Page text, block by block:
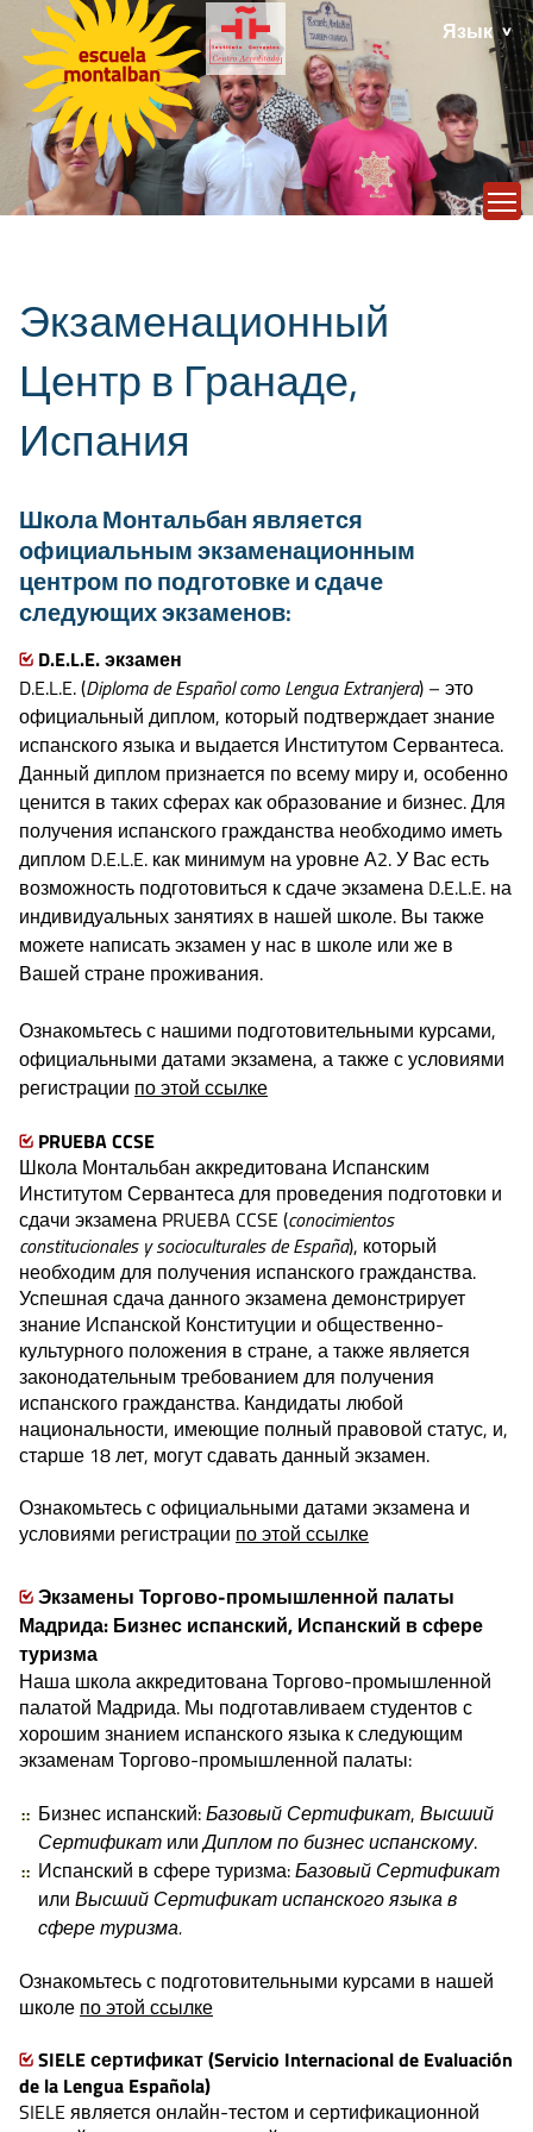
Язык
Экзаменационный
Центр в Гранаде,
Испания
Школа Монтальбан является
официальным экзаменационным
центром по подготовке и сдаче
следующих экзаменов:
D.E.L.E. экзамен
D.E.L.E. (Diploma de Español como Lengua Extranjera) – это
официальный диплом, который подтверждает знание
испанского языка и выдается Институтом Сервантеса.
Данный диплом признается по всему миру и, особенно
ценится в таких сферах как образование и бизнес. Для
получения испанского гражданства необходимо иметь
диплом D.E.L.E. как минимум на уровне А2. У Вас есть
возможность подготовиться к сдаче экзамена D.E.L.E. на
индивидуальных занятиях в нашей школе. Вы также
можете написать экзамен у нас в школе или же в
Вашей стране проживания.
Ознакомьтесь с нашими подготовительными курсами,
официальными датами экзамена, а также с условиями
регистрации по этой ссылке
PRUEBA CCSE
Школа Монтальбан аккредитована Испанским
Институтом Сервантеса для проведения подготовки и
сдачи экзамена PRUEBA CCSE (conocimientos
constitucionales y socioculturales de España), который
необходим для получения испанского гражданства.
Успешная сдача данного экзамена демонстрирует
знание Испанской Конституции и общественно-
культурного положения в стране, а также является
законодательным требованием для получения
испанского гражданства. Кандидаты любой
национальности, имеющие полный правовой статус, и,
старше 18 лет, могут сдавать данный экзамен.
Ознакомьтесь с официальными датами экзамена и
условиями регистрации по этой ссылке
Экзамены Торгово-промышленной палаты
Мадрида: Бизнес испанский, Испанский в сфере
туризма
Наша школа аккредитована Торгово-промышленной
палатой Мадрида. Мы подготавливаем студентов с
хорошим знанием испанского языка к следующим
экзаменам Торгово-промышленной палаты:
Бизнес испанский:Базовый Сертификат, Высший
Сертификат илиДиплом по бизнес испанскому.
Испанский в сфере туризма:Базовый Сертификат
или Высший Сертификат испанского языка в
сфере туризма.
Ознакомьтесь с подготовительными курсами в нашей
школе по этой ссылке
SIELE сертификат (Servicio Internacional de Evaluación
de la Lengua Española)
SIELE является онлайн-тестом и сертификационной